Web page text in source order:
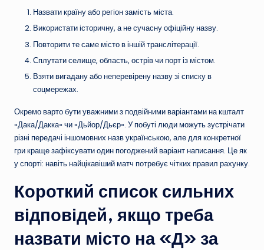
Назвати країну або регіон замість міста.
Використати історичну, а не сучасну офіційну назву.
Повторити те саме місто в іншій транслітерації.
Сплутати селище, область, острів чи порт із містом.
Взяти вигадану або неперевірену назву зі списку в
соцмережах.
Окремо варто бути уважними з подвійними варіантами на кшталт
«Дака/Дакка» чи «Дьйор/Дьєр». У побуті люди можуть зустрічати
різні передачі іншомовних назв українською, але для конкретної
гри краще зафіксувати один погоджений варіант написання. Це як
у спорті: навіть найцікавіший матч потребує чітких правил рахунку.
Короткий список сильних
відповідей, якщо треба
назвати місто на «Д» за